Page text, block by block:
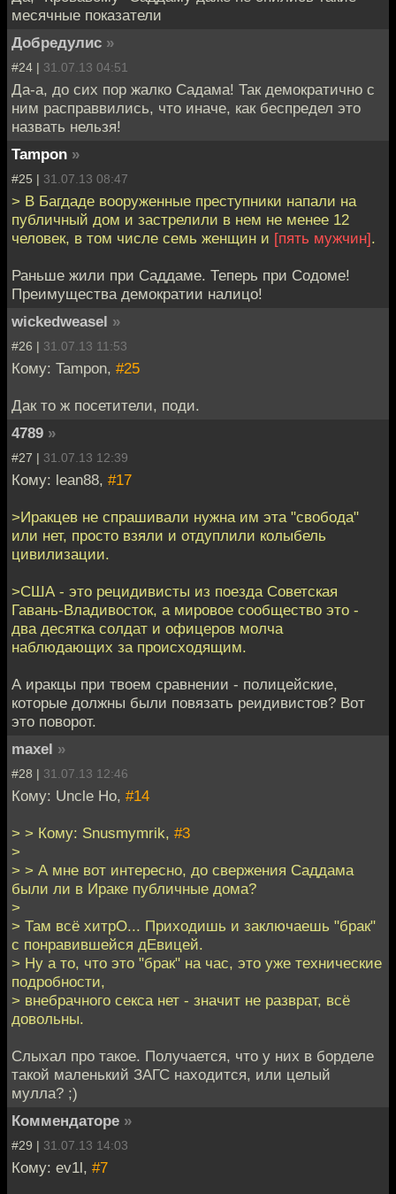
месячные показатели
Добредулис »
#24 | 31.07.13 04:51
Да-а, до сих пор жалко Садама! Так демократично с
ним расправвились, что иначе, как беспредел это
назвать нельзя!
Tampon »
#25 | 31.07.13 08:47
> В Багдаде вооруженные преступники напали на
публичный дом и застрелили в нем не менее 12
человек, в том числе семь женщин и [пять мужчин].
Раньше жили при Саддаме. Теперь при Содоме!
Преимущества демократии налицо!
wickedweasel »
#26 | 31.07.13 11:53
Кому: Tampon, #25
Дак то ж посетители, поди.
4789 »
#27 | 31.07.13 12:39
Кому: lean88, #17
>Иракцев не спрашивали нужна им эта "свобода"
или нет, просто взяли и отдуплили колыбель
цивилизации.
>США - это рецидивисты из поезда Советская
Гавань-Владивосток, а мировое сообщество это -
два десятка солдат и офицеров молча
наблюдающих за происходящим.
А иракцы при твоем сравнении - полицейские,
которые должны были повязать реидивистов? Вот
это поворот.
maxel »
#28 | 31.07.13 12:46
Кому: Uncle Ho, #14
> > Кому: Snusmymrik, #3
>
> > А мне вот интересно, до свержения Саддама
были ли в Ираке публичные дома?
>
> Там всё хитрО... Приходишь и заключаешь "брак"
с понравившейся дЕвицей.
> Ну а то, что это "брак" на час, это уже технические
подробности,
> внебрачного секса нет - значит не разврат, всё
довольны.
Слыхал про такое. Получается, что у них в борделе
такой маленький ЗАГС находится, или целый
мулла? ;)
Коммендаторе »
#29 | 31.07.13 14:03
Кому: ev1l, #7